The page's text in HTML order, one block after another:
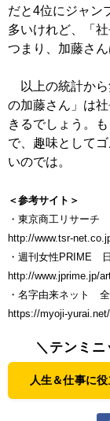
だと4位にジャン
多いけれど、「
つまり、加藤さ
以上の統計から
の加藤さん」は
きるでしょう。
で、趣味として
いのでは。
＜参考サイト＞
・東京商工リサーチ
http://www.tsr-
・週刊女性PRIME
http://www.jprime.jp/
・名字由来ネット
https://myoji-
＼テンミ
人生＆仕事に